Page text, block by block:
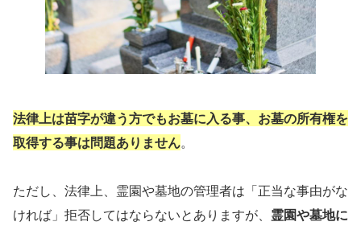
法律上は苗字が違う方でもお墓に入る事、お墓の所有権を
取得する事は問題ありません。
ただし、法律上、霊園や墓地の管理者は「正当な事由がな
ければ」拒否してはならないとありますが、 霊園や墓地に